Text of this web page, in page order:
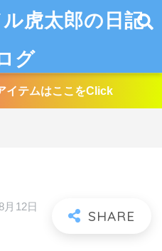
虎太郎の日記
グ
イテムはここをClick
月12日